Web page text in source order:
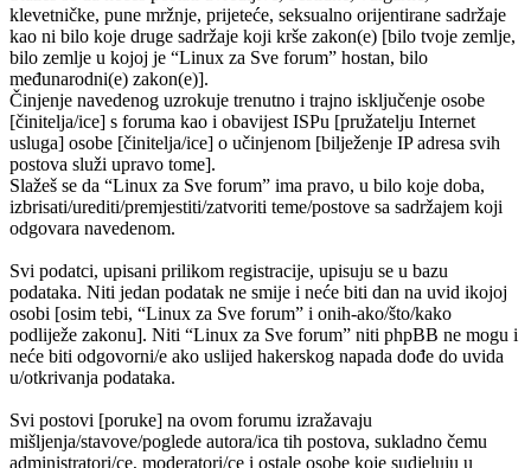
klevetničke, pune mržnje, prijeteće, seksualno orijentirane sadržaje
kao ni bilo koje druge sadržaje koji krše zakon(e) [bilo tvoje zemlje,
bilo zemlje u kojoj je “Linux za Sve forum” hostan, bilo
međunarodni(e) zakon(e)].
Činjenje navedenog uzrokuje trenutno i trajno isključenje osobe
[činitelja/ice] s foruma kao i obavijest ISPu [pružatelju Internet
usluga] osobe [činitelja/ice] o učinjenom [bilježenje IP adresa svih
postova služi upravo tome].
Slažeš se da “Linux za Sve forum” ima pravo, u bilo koje doba,
izbrisati/urediti/premjestiti/zatvoriti teme/postove sa sadržajem koji
odgovara navedenom.
Svi podatci, upisani prilikom registracije, upisuju se u bazu
podataka. Niti jedan podatak ne smije i neće biti dan na uvid ikojoj
osobi [osim tebi, “Linux za Sve forum” i onih-ako/što/kako
podliježe zakonu]. Niti “Linux za Sve forum” niti phpBB ne mogu i
neće biti odgovorni/e ako uslijed hakerskog napada dođe do uvida
u/otkrivanja podataka.
Svi postovi [poruke] na ovom forumu izražavaju
mišljenja/stavove/poglede autora/ica tih postova, sukladno čemu
administratori/ce, moderatori/ce i ostale osobe koje sudjeluju u